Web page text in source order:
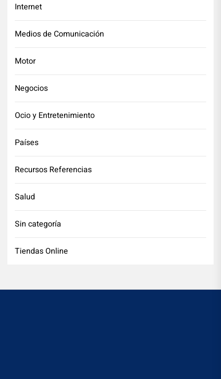
Internet
Medios de Comunicación
Motor
Negocios
Ocio y Entretenimiento
Países
Recursos Referencias
Salud
Sin categoría
Tiendas Online